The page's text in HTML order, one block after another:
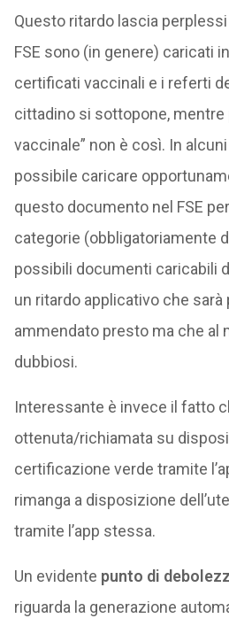
Questo ritardo lascia
FSE sono (in genere) caricati
certificati vaccinali e i referti
cittadino si sottopone, mentre
vaccinale” non è così. In
possibile caricare
questo documento nel FSE
categorie (obbligatoriamente
possibili documenti caricabili
un ritardo applicativo che
ammendato presto ma che al
dubbiosi.
Interessante è invece il fatto
ottenuta/richiamata su
certificazione verde tramite
rimanga a disposizione
tramite l’app stessa.
Un evidente punto di
riguarda la generazione